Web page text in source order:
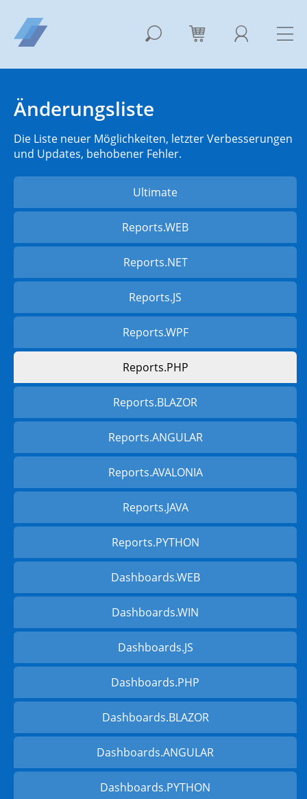
Änderungsliste
Die Liste neuer Möglichkeiten, letzter Verbesserungen
und Updates, behobener Fehler.
Ultimate
Reports.WEB
Reports.NET
Reports.JS
Reports.WPF
Reports.PHP
Reports.BLAZOR
Reports.ANGULAR
Reports.AVALONIA
Reports.JAVA
Reports.PYTHON
Dashboards.WEB
Dashboards.WIN
Dashboards.JS
Dashboards.PHP
Dashboards.BLAZOR
Dashboards.ANGULAR
Dashboards.PYTHON